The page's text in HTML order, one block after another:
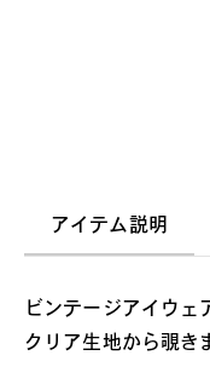
アイテム説明
ビンテージアイウェ
クリア生地から覗き